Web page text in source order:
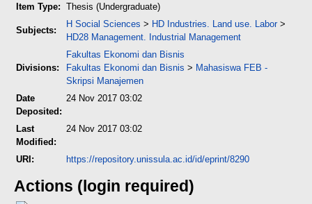
Item Type: Thesis (Undergraduate)
Subjects:
H Social Sciences > HD Industries. Land use. Labor>
HD28 Management. Industrial Management
Divisions:
Fakultas Ekonomi dan Bisnis
Fakultas Ekonomi dan Bisnis > Mahasiswa FEB -
Skripsi Manajemen
Date
Deposited:
24 Nov 2017 03:02
Last
Modified:
24 Nov 2017 03:02
URI: https://repository.unissula.ac.id/id/eprint/8290
Actions (login required)